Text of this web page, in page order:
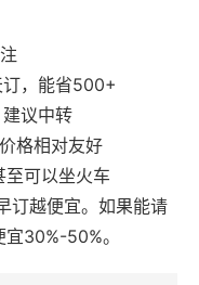
，能省500+
议中转
格相对友好
可以坐火车
订越便宜。如果能请
30%-50%。